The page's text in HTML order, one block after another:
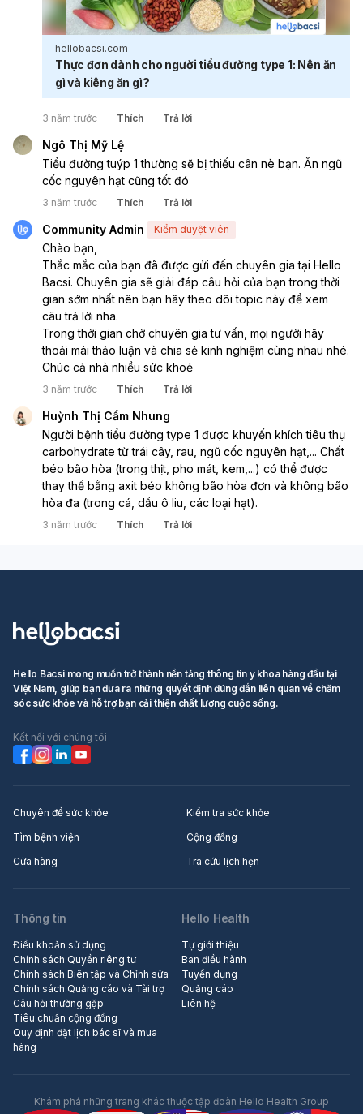
hellobacsi.com
Thực đơn dành cho người tiểu đường type 1: Nên ăn
gì và kiêng ăn gì?
3 năm trước Thích Trả lời
Ngô Thị Mỹ Lệ
Tiểu đường tuýp 1 thường sẽ bị thiếu cân nè bạn. Ăn ngũ
cốc nguyên hạt cũng tốt đó
3 năm trước Thích Trả lời
Community Admin Kiểm duyệt viên
Chào bạn,
Thắc mắc của bạn đã được gửi đến chuyên gia tại Hello
Bacsi. Chuyên gia sẽ giải đáp câu hỏi của bạn trong thời
gian sớm nhất nên bạn hãy theo dõi topic này để xem
câu trả lời nha.
Trong thời gian chờ chuyên gia tư vấn, mọi người hãy
Chúc cả nhà nhiều sức khoẻ
3 năm trước Thích Trả lời
Huỳnh Thị Cẩm Nhung
Người bệnh tiểu đường type 1 được khuyến khích tiêu thụ
carbohydrate từ trái cây, rau, ngũ cốc nguyên hạt,... Chất
béo bão hòa (trong thịt, pho mát, kem,...) có thể được
thay thế bằng axit béo không bão hòa đơn và không bão
hòa đa (trong cá, dầu ô liu, các loại hạt).
3 năm trước Thích Trả lời
Hello Bacsi mong muốn trở thành nền tảng thông tin y khoa hàng đầu tại
Việt Nam, giúp bạn đưa ra những quyết định đúng đắn liên quan về chăm
sóc sức khỏe và hỗ trợ bạn cải thiện chất lượng cuộc sống.
Kết nối với chúng tôi
Chuyên đề sức khỏe
Kiểm tra sức khỏe
Tìm bệnh viện
Cộng đồng
Cửa hàng
Tra cứu lịch hẹn
Thông tin
Điều khoản sử dụng
Chính sách Quyền riêng tư
Chính sách Biên tập và Chỉnh sửa
Chính sách Quảng cáo và Tài trợ
Câu hỏi thường gặp
Tiêu chuẩn cộng đồng
Quy định đặt lịch bác sĩ và mua
hàng
Hello Health
Tự giới thiệu
Ban điều hành
Tuyển dụng
Quảng cáo
Liên hệ
Khám phá những trang khác thuộc tập đoàn Hello Health Group